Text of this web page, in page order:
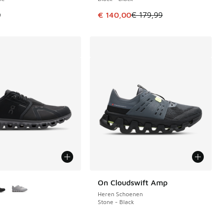
naar € 140,00
aanbieding Prijs verlaagd van € 179,99 naar € 140,00
Dit artikel is in de uitverkoop. Dit
€ 140,00€ 179,99
On Cloudswift Amp
Heren Schoenen
Stone - Black